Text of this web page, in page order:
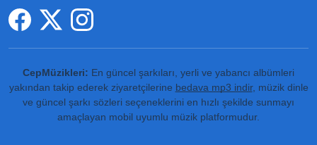
CepMüzikleri: En güncel şarkıları, yerli ve yabancı albümleri
yakından takip ederek ziyaretçilerine bedava mp3 indir, müzik dinle
ve güncel şarkı sözleri seçeneklerini en hızlı şekilde sunmayı
amaçlayan mobil uyumlu müzik platformudur.